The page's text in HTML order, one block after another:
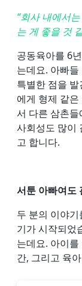
“회사 내에서
는 게 좋을 것
공동육아를 6
는데요. 아빠
특별한 점을
에게 형제 같
서 다른 삼촌
사회성도 많이
고 합니다.
서툰 아빠여도
두 분의 이야
기가 시작되었
는데요. 아이
간, 그리고 육